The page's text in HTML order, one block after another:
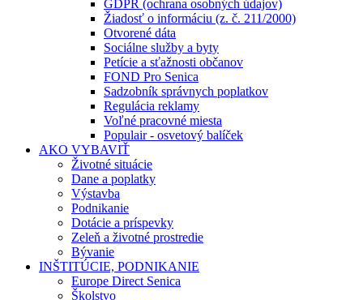
GDPR (ochrana osobných údajov)
Žiadosť o informáciu (z. č. 211/2000)
Otvorené dáta
Sociálne služby a byty
Petície a sťažnosti občanov
FOND Pro Senica
Sadzobník správnych poplatkov
Regulácia reklamy
Voľné pracovné miesta
Populair - osvetový balíček
AKO VYBAVIŤ
Životné situácie
Dane a poplatky
Výstavba
Podnikanie
Dotácie a príspevky
Zeleň a životné prostredie
Bývanie
INŠTITÚCIE, PODNIKANIE
Europe Direct Senica
Školstvo